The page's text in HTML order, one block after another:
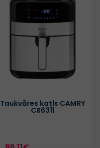
Taukvāres katls CAMRY
CR6311